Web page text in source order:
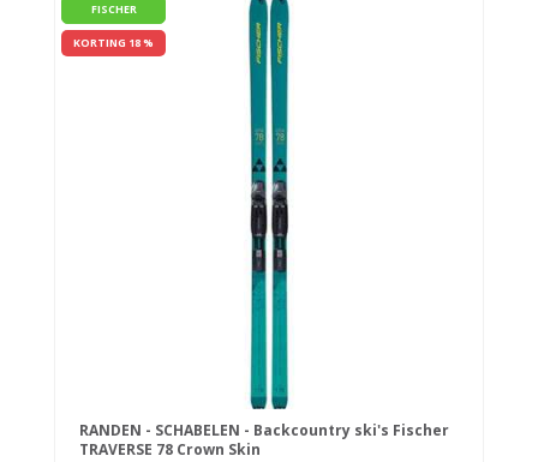
FISCHER
KORTING 18 %
RANDEN - SCHABELEN - Backcountry ski's Fischer
TRAVERSE 78 Crown Skin